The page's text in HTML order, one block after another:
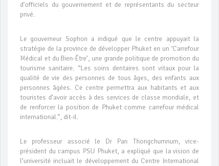
d’officiels du gouvernement et de représentants du secteur
privé.
Le gouverneur Sophon a indiqué que le centre appuyait la
stratégie de la province de développer Phuket en un ‘Carrefour
Médical et du Bien-Être’, une grande politique de promotion du
tourisme sanitaire. “Les soins dentaires sont vitaux pour la
qualité de vie des personnes de tous âges, des enfants aux
personnes âgées. Ce centre permettra aux habitants et aux
touristes d’avoir accès à des services de classe mondiale, et
de renforcer la position de Phuket comme carrefour médical
international.”, dit-il.
Le professeur associé le Dr Pan Thongchumnum, vice-
président du campus PSU Phuket, a expliqué que la vision de
l’université incluait le développement du Centre International